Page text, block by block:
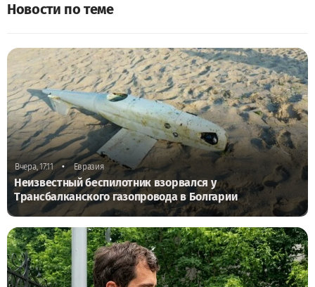
Новости по теме
Вчера, 17:11 • Евразия
Неизвестный беспилотник взорвался у
Трансбалканского газопровода в Болгарии